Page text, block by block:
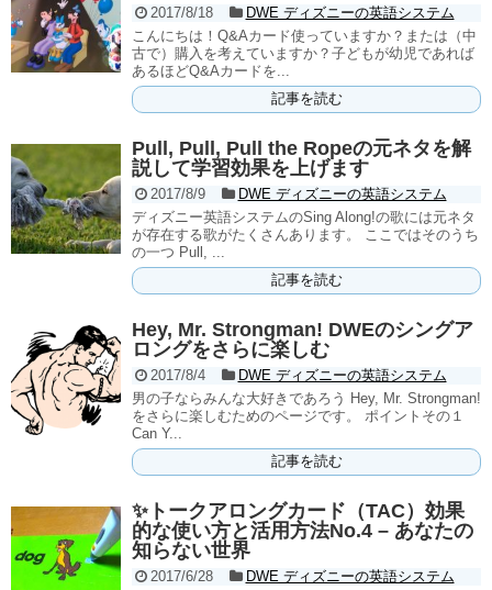
2017/8/18
DWE ディズニーの英語システム
こんにちは！Q&Aカード使っていますか？または（中
古で）購入を考えていますか？子どもが幼児であれば
あるほどQ&Aカードを...
記事を読む
Pull, Pull, Pull the Ropeの元ネタを解
説して学習効果を上げます
2017/8/9
DWE ディズニーの英語システム
ディズニー英語システムのSing Along!の歌には元ネタ
が存在する歌がたくさんあります。 ここではそのうち
の一つ Pull, ...
記事を読む
Hey, Mr. Strongman! DWEのシングア
ロングをさらに楽しむ
2017/8/4
DWE ディズニーの英語システム
男の子ならみんな大好きであろう Hey, Mr. Strongman!
をさらに楽しむためのページです。 ポイントその１
Can Y...
記事を読む
✨トークアロングカード（TAC）効果
的な使い方と活用方法No.4 – あなたの
知らない世界
2017/6/28
DWE ディズニーの英語システム